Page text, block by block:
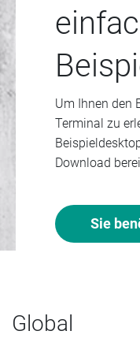
Um Ihnen den
Terminal zu
Download
Sie
Global